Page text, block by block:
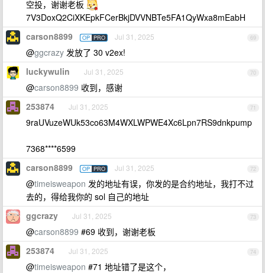
空投，谢谢老板
7V3DoxQ2CiXKEpkFCerBkjDVVNBTe5FA1QyWxa8mEabH
69
carson8899 OP PRO Jul 31, 2025
@ggcrazy 发放了 30 v2ex!
70
luckywulin Jul 31, 2025
@carson8899 收到，感谢
71
253874 Jul 31, 2025
9raUVuzeWUk53co63M4WXLWPWE4Xc6Lpn7RS9dnkpump
7368****6599
72
carson8899 OP PRO Jul 31, 2025
@timeisweapon 发的地址有误，你发的是合约地址，我打不过
去的，得给我你的 sol 自己的地址
73
ggcrazy Jul 31, 2025
@carson8899 #69 收到，谢谢老板
74
253874 Jul 31, 2025
@timeisweapon #71 地址错了是这个，